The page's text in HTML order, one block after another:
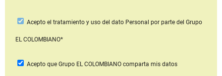
Acepto el tratamiento y uso del dato Personal por parte del Grupo
EL COLOMBIANO*
Acepto que Grupo EL COLOMBIANOcomparta mis datos